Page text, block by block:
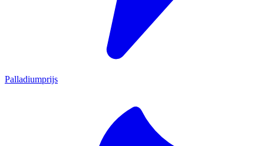
Palladiumprijs